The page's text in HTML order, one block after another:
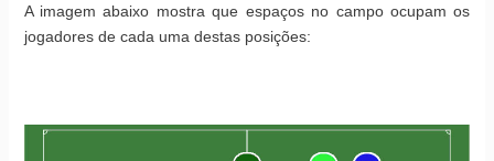
A imagem abaixo mostra que espaços no campo ocupam os
jogadores de cada uma destas posições: